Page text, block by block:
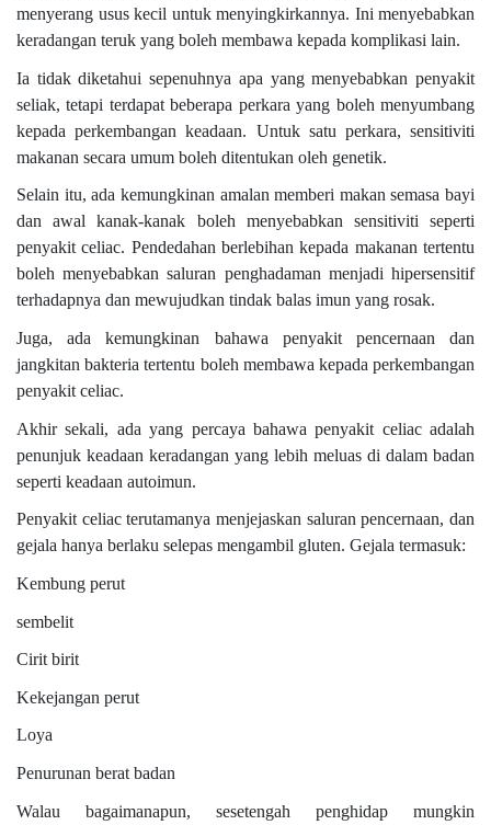
menyerang usus kecil untuk menyingkirkannya. Ini menyebabkan
keradangan teruk yang boleh membawa kepada komplikasi lain.
Ia tidak diketahui sepenuhnya apa yang menyebabkan penyakit
seliak, tetapi terdapat beberapa perkara yang boleh menyumbang
kepada perkembangan keadaan. Untuk satu perkara, sensitiviti
makanan secara umum boleh ditentukan oleh genetik.
Selain itu, ada kemungkinan amalan memberi makan semasa bayi
dan awal kanak-kanak boleh menyebabkan sensitiviti seperti
penyakit celiac. Pendedahan berlebihan kepada makanan tertentu
boleh menyebabkan saluran penghadaman menjadi hipersensitif
terhadapnya dan mewujudkan tindak balas imun yang rosak.
Juga, ada kemungkinan bahawa penyakit pencernaan dan
jangkitan bakteria tertentu boleh membawa kepada perkembangan
penyakit celiac.
Akhir sekali, ada yang percaya bahawa penyakit celiac adalah
penunjuk keadaan keradangan yang lebih meluas di dalam badan
seperti keadaan autoimun.
Penyakit celiac terutamanya menjejaskan saluran pencernaan, dan
gejala hanya berlaku selepas mengambil gluten. Gejala termasuk:
Kembung perut
sembelit
Cirit birit
Kekejangan perut
Loya
Penurunan berat badan
Walau bagaimanapun, sesetengah penghidap mungkin